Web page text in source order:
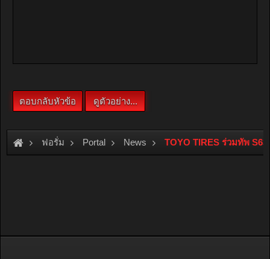
ฟอรั่ม Portal News TOYO TIRES ร่วมทัพ